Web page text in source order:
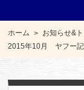
ホーム お知らせ&
2015年10月 ヤフー記